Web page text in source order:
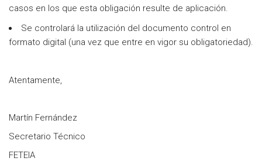
casos en los que esta obligación resulte de aplicación.
Se controlará la utilización del documento control en
formato digital (una vez que entre en vigor su obligatoriedad).
Atentamente,
Martín Fernández
Secretario Técnico
FETEIA